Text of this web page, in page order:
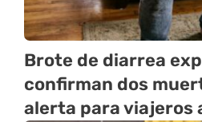
Brote de diarrea
confirman dos
alerta para viajeros